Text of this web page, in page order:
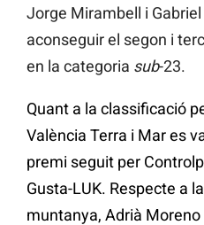
Jorge Mirambell i
aconseguir el segon i
en la categoria sub-23.
Quant a la classificació
València Terra i Mar es
premi seguit per
Gusta-LUK. Respecte a
muntanya, Adrià Moreno